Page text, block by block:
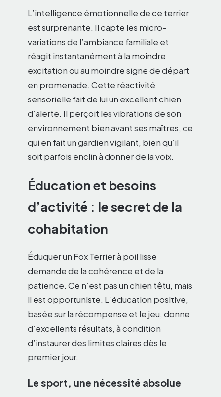
L’intelligence émotionnelle de ce terrier
est surprenante. Il capte les micro-
variations de l’ambiance familiale et
réagit instantanément à la moindre
excitation ou au moindre signe de départ
en promenade. Cette réactivité
sensorielle fait de lui un excellent chien
d’alerte. Il perçoit les vibrations de son
environnement bien avant ses maîtres, ce
qui en fait un gardien vigilant, bien qu’il
soit parfois enclin à donner de la voix.
Éducation et besoins
d’activité : le secret de la
cohabitation
Éduquer un Fox Terrier à poil lisse
demande de la cohérence et de la
patience. Ce n’est pas un chien têtu, mais
il est opportuniste. L’éducation positive,
basée sur la récompense et le jeu, donne
d’excellents résultats, à condition
d’instaurer des limites claires dès le
premier jour.
Le sport, une nécessité absolue